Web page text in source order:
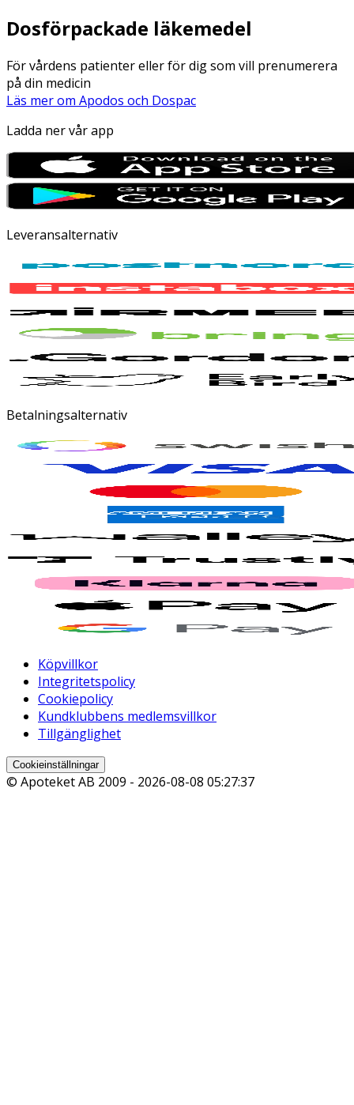
Dosförpackade läkemedel
För vårdens patienter eller för dig som vill prenumerera
på din medicin
Läs mer om Apodos och Dospac
Ladda ner vår app
Leveransalternativ
Betalningsalternativ
Köpvillkor
Integritetspolicy
Cookiepolicy
Kundklubbens medlemsvillkor
Tillgänglighet
Cookieinställningar
© Apoteket AB 2009 - 2026-08-08 05:27:37